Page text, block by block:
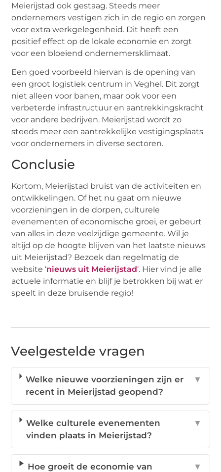
Meierijstad ook gestaag. Steeds meer
ondernemers vestigen zich in de regio en zorgen
voor extra werkgelegenheid. Dit heeft een
positief effect op de lokale economie en zorgt
voor een bloeiend ondernemersklimaat.
Een goed voorbeeld hiervan is de opening van
een groot logistiek centrum in Veghel. Dit zorgt
niet alleen voor banen, maar ook voor een
verbeterde infrastructuur en aantrekkingskracht
voor andere bedrijven. Meierijstad wordt zo
steeds meer een aantrekkelijke vestigingsplaats
voor ondernemers in diverse sectoren.
Conclusie
Kortom, Meierijstad bruist van de activiteiten en
ontwikkelingen. Of het nu gaat om nieuwe
voorzieningen in de dorpen, culturele
evenementen of economische groei, er gebeurt
van alles in deze veelzijdige gemeente. Wil je
altijd op de hoogte blijven van het laatste nieuws
uit Meierijstad? Bezoek dan regelmatig de
website ‘nieuws uit Meierijstad‘. Hier vind je alle
actuele informatie en blijf je betrokken bij wat er
speelt in deze bruisende regio!
Veelgestelde vragen
Welke nieuwe voorzieningen zijn er
recent in Meierijstad geopend?
▼
Welke culturele evenementen
vinden plaats in Meierijstad?
▼
Hoe groeit de economie van
▼